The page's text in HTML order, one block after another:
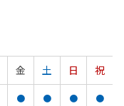
金 土 日
祝
● ● ● ●